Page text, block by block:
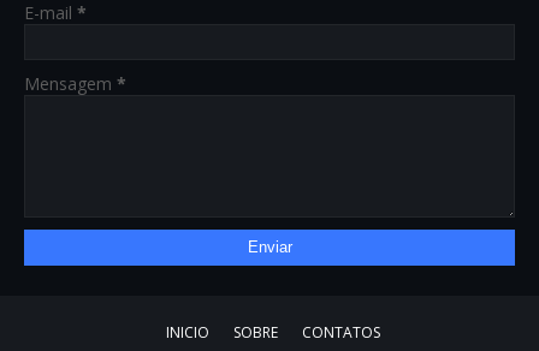
E-mail *
Mensagem *
INICIO SOBRE CONTATOS